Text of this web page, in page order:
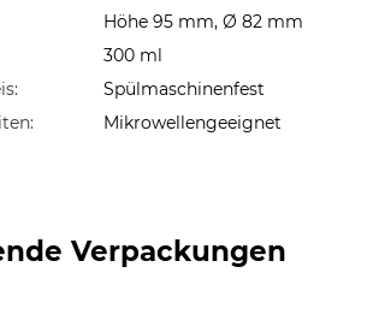
Höhe 95 mm, Ø 82 mm
300 ml
Spülmaschinenfest
Mikrowellengeeignet
Verpackungen